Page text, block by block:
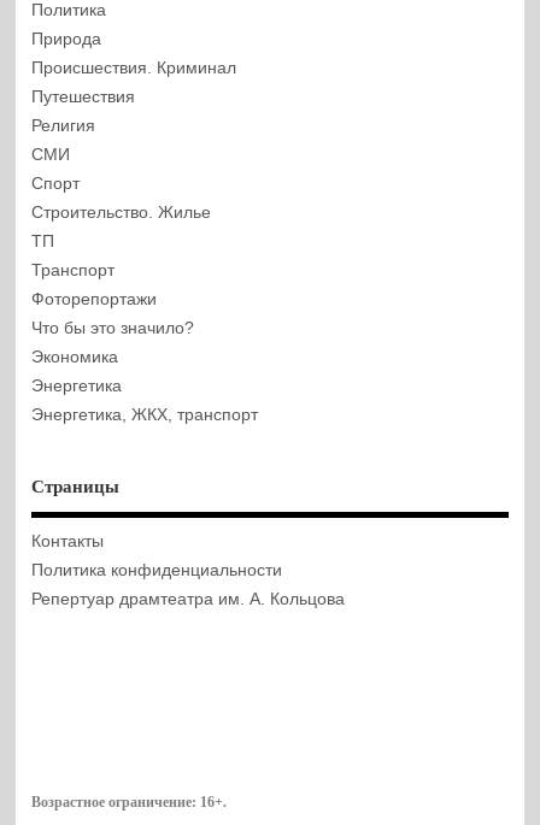
Политика
Природа
Происшествия. Криминал
Путешествия
Религия
СМИ
Спорт
Строительство. Жилье
ТП
Транспорт
Фоторепортажи
Что бы это значило?
Экономика
Энергетика
Энергетика, ЖКХ, транспорт
Страницы
Контакты
Политика конфиденциальности
Репертуар драмтеатра им. А. Кольцова
Возрастное ограничение: 16+.